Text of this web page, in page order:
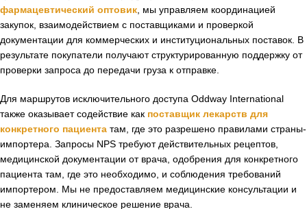
фармацевтический оптовик , мы управляем координацией
закупок, взаимодействием с поставщиками и проверкой
документации для коммерческих и институциональных поставок. В
результате покупатели получают структурированную поддержку от
проверки запроса до передачи груза к отправке.
Для маршрутов исключительного доступа Oddway International
также оказывает содействие как поставщик лекарств для
конкретного пациента там, где это разрешено правилами страны-
импортера. Запросы NPS требуют действительных рецептов,
медицинской документации от врача, одобрения для конкретного
пациента там, где это необходимо, и соблюдения требований
импортером. Мы не предоставляем медицинские консультации и
не заменяем клиническое решение врача.